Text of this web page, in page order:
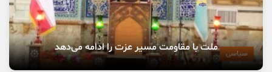
سیاسی ملت با مقاومت مسیر عزت را ادامه می‌دهد